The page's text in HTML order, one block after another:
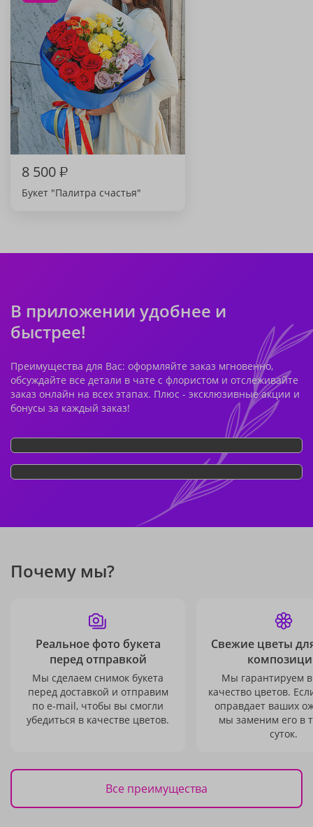
8 500₽
Букет "Палитра счастья"
В приложении удобнее и
быстрее!
Преимущества для Вас: оформляйте заказ мгновенно,
обсуждайте все детали в чате с флористом и отслеживайте
заказ онлайн на всех этапах. Плюс - эксклюзивные акции и
бонусы за каждый заказ!
Почему мы?
Реальное фото букета
перед отправкой
Мы сделаем снимок букета
перед доставкой и отправим
по e-mail, чтобы вы смогли
убедиться в качестве цветов.
Свежие цветы
Мы гарантируем
качество цветов.
оправдает ваших
мы заменим его в
суток.
Все преимущества